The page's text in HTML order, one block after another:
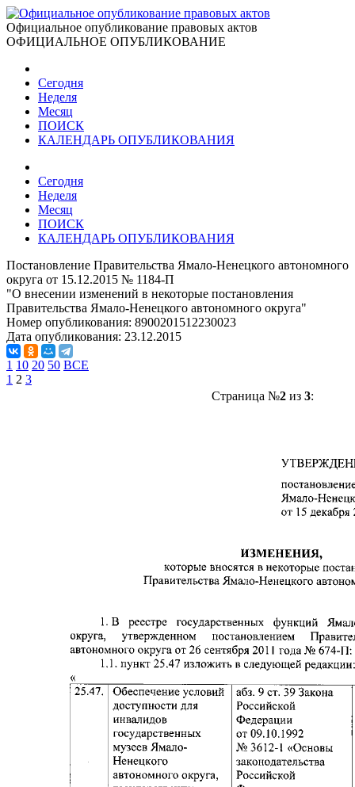
Официальное опубликование правовых актов
ОФИЦИАЛЬНОЕ ОПУБЛИКОВАНИЕ
Сегодня
Неделя
Месяц
ПОИСК
КАЛЕНДАРЬ ОПУБЛИКОВАНИЯ
Сегодня
Неделя
Месяц
ПОИСК
КАЛЕНДАРЬ ОПУБЛИКОВАНИЯ
Постановление Правительства Ямало-Ненецкого автономного
округа от 15.12.2015 № 1184-П
"О внесении изменений в некоторые постановления
Правительства Ямало-Ненецкого автономного округа"
Номер опубликования: 8900201512230023
Дата опубликования: 23.12.2015
1 10 20 50 ВСЕ
1 2 3
Страница №2из 3: